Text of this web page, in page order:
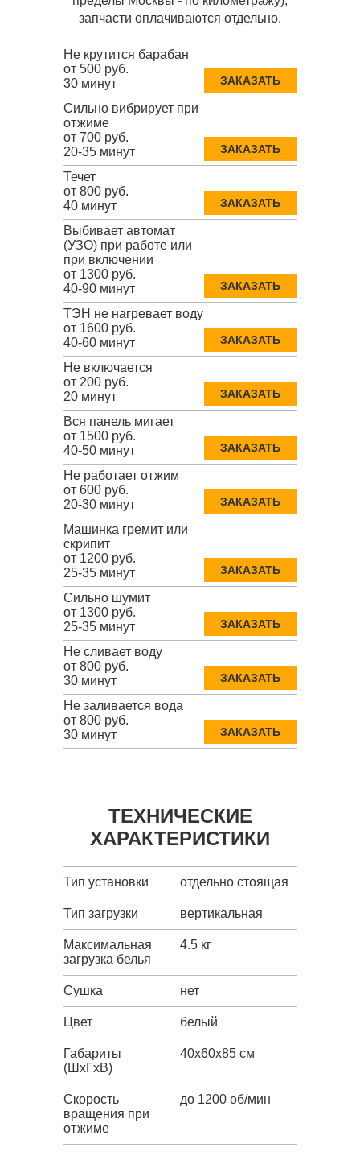
запчасти оплачиваются отдельно.
Не крутится барабан
от 500 руб.
30 минут
ЗАКАЗАТЬ
Сильно вибрирует при
отжиме
от 700 руб.
20-35 минут
ЗАКАЗАТЬ
Течет
от 800 руб.
40 минут
ЗАКАЗАТЬ
Выбивает автомат
(УЗО) при работе или
при включении
от 1300 руб.
40-90 минут
ЗАКАЗАТЬ
ТЭН не нагревает воду
от 1600 руб.
40-60 минут
ЗАКАЗАТЬ
Не включается
от 200 руб.
20 минут
ЗАКАЗАТЬ
Вся панель мигает
от 1500 руб.
40-50 минут
ЗАКАЗАТЬ
Не работает отжим
от 600 руб.
20-30 минут
ЗАКАЗАТЬ
Машинка гремит или
скрипит
от 1200 руб.
25-35 минут
ЗАКАЗАТЬ
Сильно шумит
от 1300 руб.
25-35 минут
ЗАКАЗАТЬ
Не сливает воду
от 800 руб.
30 минут
ЗАКАЗАТЬ
Не заливается вода
от 800 руб.
30 минут
ЗАКАЗАТЬ
ТЕХНИЧЕСКИЕ
ХАРАКТЕРИСТИКИ
Тип установки отдельно стоящая
Тип загрузки вертикальная
Максимальная
загрузка белья
4.5 кг
Сушка нет
Цвет белый
Габариты
(ШxГxВ)
40x60x85 см
Скорость
вращения при
отжиме
до 1200 об/мин